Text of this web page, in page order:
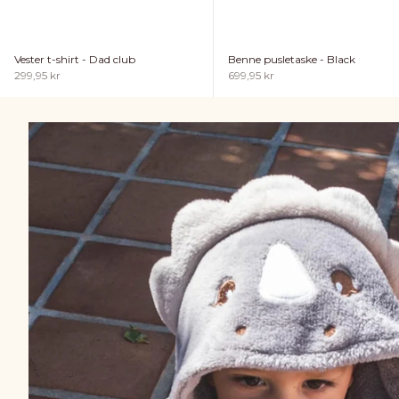
Vester t-shirt - Dad club
Salgspris
299,95 kr
Benne pusletaske - Black
Salgspris
699,95 kr